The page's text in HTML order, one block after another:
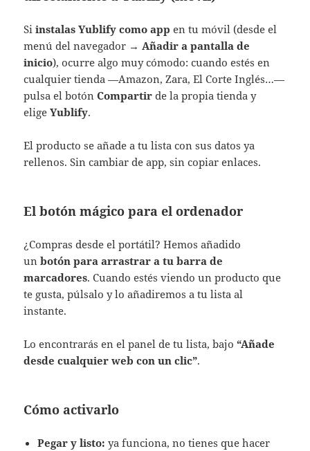
Siinstalas Yublify como app en tu móvil (desde el
menú del navegador →Añadir a pantalla de
inicio), ocurre algo muy cómodo: cuando estés en
cualquier tienda —Amazon, Zara, El Corte Inglés…—
pulsa el botónCompartir de la propia tienda y
eligeYublify.
El producto se añade a tu lista con sus datos ya
rellenos. Sin cambiar de app, sin copiar enlaces.
El botón mágico para el ordenador
¿Compras desde el portátil? Hemos añadido
unbotón para arrastrar a tu barra de
marcadores. Cuando estés viendo un producto que
te gusta, púlsalo y lo añadiremos a tu lista al
instante.
Lo encontrarás en el panel de tu lista, bajo“Añade
desde cualquier web con un clic”.
Cómo activarlo
Pegar y listo: ya funciona, no tienes que hacer